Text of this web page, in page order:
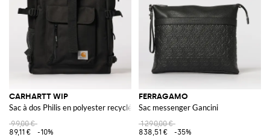
CARHARTT WIP
Sac à dos Philis en polyester recyclé
99,00 €
89,11 €
-10%
FERRAGAMO
Sac messenger Gancini
1 290,00 €
838,51 €
-35%